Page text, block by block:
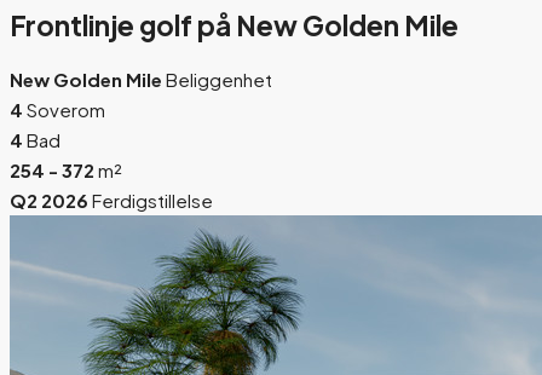
Frontlinje golf på New Golden Mile
New Golden Mile Beliggenhet
4 Soverom
4 Bad
254 - 372 m²
Q2 2026 Ferdigstillelse